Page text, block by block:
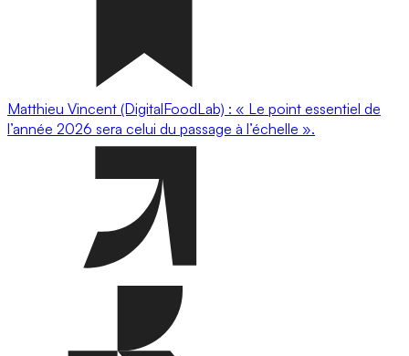
Matthieu Vincent (DigitalFoodLab) : « Le point essentiel de
l’année 2026 sera celui du passage à l’échelle ».